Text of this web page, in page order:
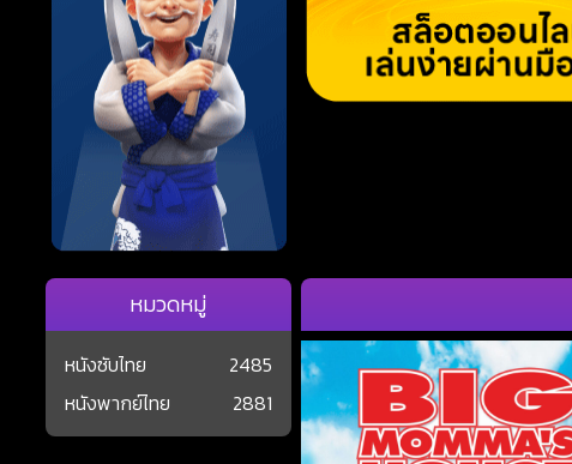
หมวดหมู่
หนังซับไทย
2485
หนังพากย์ไทย
2881